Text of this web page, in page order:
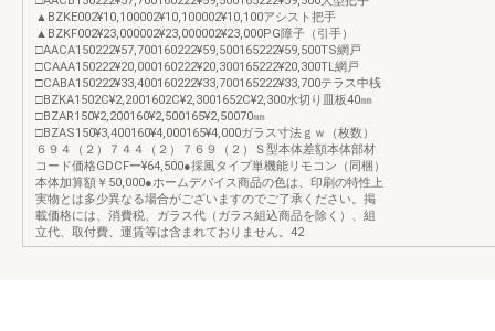
▲BZKE002¥10,100002¥10,100002¥10,100アシスト把手
▲BZKF002¥23,000002¥23,000002¥23,000PG障子（引手）
□AACA150222¥57,700160222¥59,500165222¥59,500TS網戸
□CAAA150222¥20,000160222¥20,300165222¥20,300TL網戸
□CABA150222¥33,400160222¥33,700165222¥33,700テラス中桟
□BZKA1502C¥2,2001602C¥2,3001652C¥2,300水切り皿板40㎜
□BZAR150¥2,200160¥2,500165¥2,50070㎜
□BZAS150¥3,400160¥4,000165¥4,000ガラス寸法ｇｗ（枚数）
６９４（２）７４４（２）７６９（２）Ｓ型本体差額本体部材
コード価格GDCFー¥64,500●採風タイプ単機能リモコン（同梱）
本体加算額￥50,000●ホームデバイス商品の色は、印刷の特性上
実物とは多少異なる場合がございますのでご了承ください。掲
載価格には、消費税、ガラス代（ガラス組込商品を除く）、組
立代、取付費、運賃等は含まれておりません。42